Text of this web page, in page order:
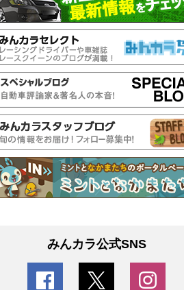
みんカラ公式SNS